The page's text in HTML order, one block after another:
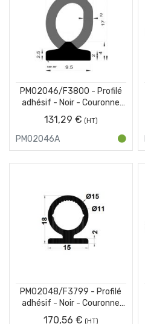
PM02046/F3800 - Profilé
adhésif - Noir - Couronne
50 m
131,29 €
PM02046A
PM02048/F3799 - Profilé
adhésif - Noir - Couronne
50 m
170,56 €